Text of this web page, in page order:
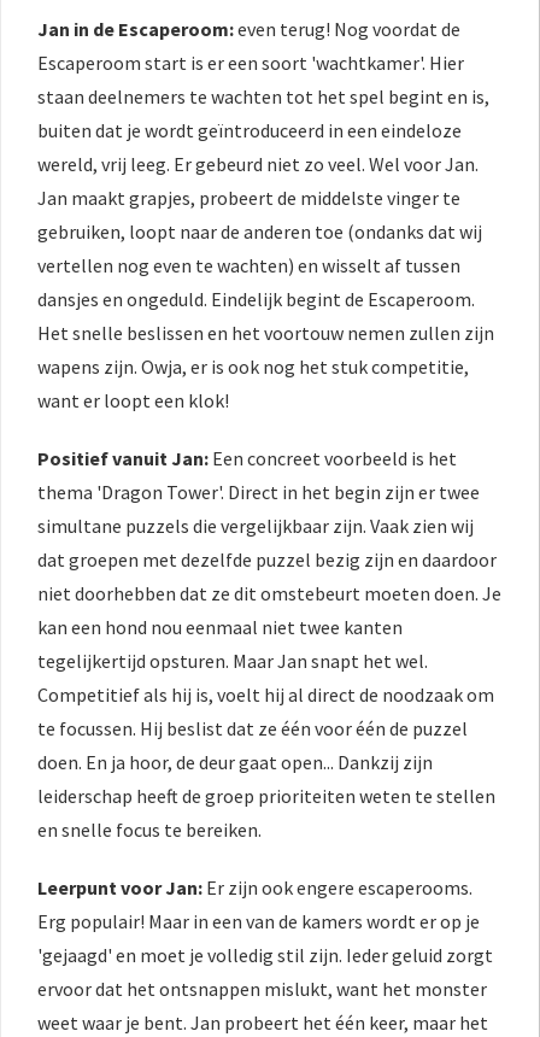
Jan in de Escaperoom:even terug! Nog voordat de
Escaperoom start is er een soort 'wachtkamer'. Hier
staan deelnemers te wachten tot het spel begint en is,
buiten dat je wordt geïntroduceerd in een eindeloze
wereld, vrij leeg. Er gebeurd niet zo veel. Wel voor Jan.
Jan maakt grapjes, probeert de middelste vinger te
gebruiken, loopt naar de anderen toe (ondanks dat wij
vertellen nog even te wachten) en wisselt af tussen
dansjes en ongeduld. Eindelijk begint de Escaperoom.
Het snelle beslissen en het voortouw nemen zullen zijn
wapens zijn. Owja, er is ook nog het stuk competitie,
want er loopt een klok!
Positief vanuit Jan: Een concreet voorbeeld is het
thema 'Dragon Tower'. Direct in het begin zijn er twee
simultane puzzels die vergelijkbaar zijn. Vaak zien wij
dat groepen met dezelfde puzzel bezig zijn en daardoor
niet doorhebben dat ze dit omstebeurt moeten doen. Je
kan een hond nou eenmaal niet twee kanten
tegelijkertijd opsturen. Maar Jan snapt het wel.
Competitief als hij is, voelt hij al direct de noodzaak om
te focussen. Hij beslist dat ze één voor één de puzzel
doen. En ja hoor, de deur gaat open... Dankzij zijn
leiderschap heeft de groep prioriteiten weten te stellen
en snelle focus te bereiken.
Leerpunt voor Jan: Er zijn ook engere escaperooms.
Erg populair! Maar in een van de kamers wordt er op je
'gejaagd' en moet je volledig stil zijn. Ieder geluid zorgt
ervoor dat het ontsnappen mislukt, want het monster
weet waar je bent. Jan probeert het één keer, maar het